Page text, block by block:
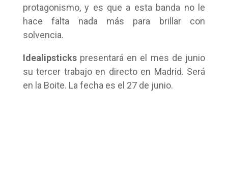
protagonismo, y es que a esta banda no le
hace falta nada más para brillar con
solvencia.
Idealipstickspresentará en el mes de junio
su tercer trabajo en directo en Madrid. Será
en la Boite. La fecha es el 27 de junio.